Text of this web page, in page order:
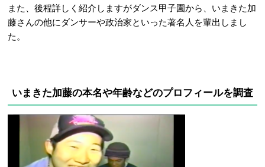
また、後程詳しく紹介しますがダンス甲子園から、いまきた加
藤さんの他にダンサーや政治家といった著名人を輩出しまし
た。
いまきた加藤の本名や年齢などのプロフィールを調査